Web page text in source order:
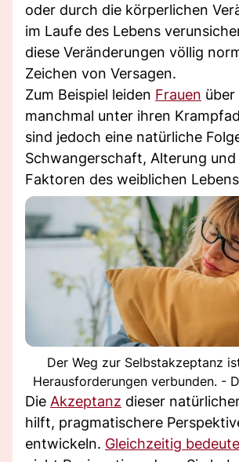
oder durch die körperlichen
im Laufe des Lebens
diese Veränderungen völlig
Zeichen von Versagen.
Zum Beispiel leiden Frauen über
manchmal unter ihren
sind jedoch eine natürliche
Schwangerschaft, Alterung und
Faktoren des weiblichen
Der Weg zur Selbstakzeptanz
Herausforderungen verbunden. -
Die Akzeptanz dieser
hilft, pragmatischere
entwickeln. Gleichzeitig